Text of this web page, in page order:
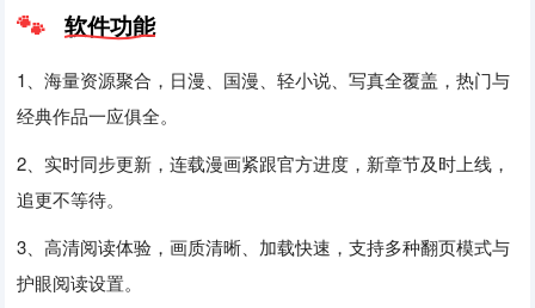
软件功能
1、海量资源聚合，日漫、国漫、轻小说、写真全覆盖，热门与
经典作品一应俱全。
2、实时同步更新，连载漫画紧跟官方进度，新章节及时上线，
追更不等待。
3、高清阅读体验，画质清晰、加载快速，支持多种翻页模式与
护眼阅读设置。